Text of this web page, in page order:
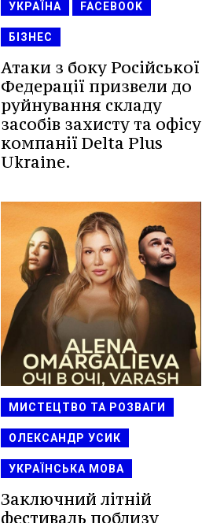
УКРАЇНА FACEBOOK
БІЗНЕС
Атаки з боку Російської
Федерації призвели до
руйнування складу
засобів захисту та офісу
компанії Delta Plus
Ukraine.
МИСТЕЦТВО ТА РОЗВАГИ
ОЛЕКСАНДР УСИК
УКРАЇНСЬКА МОВА
Заключний літній
фестиваль поблизу